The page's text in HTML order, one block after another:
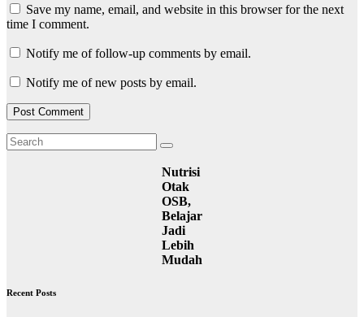
Save my name, email, and website in this browser for the next
time I comment.
Notify me of follow-up comments by email.
Notify me of new posts by email.
Nutrisi
Otak
OSB,
Belajar
Jadi
Lebih
Mudah
Recent Posts